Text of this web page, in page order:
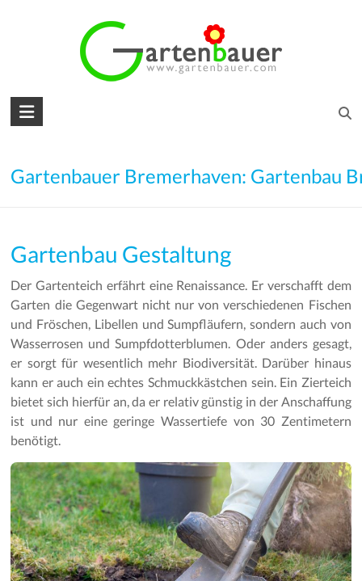
den
Träume
Gartengestaltung
–
Gartenbau
–
Gartenpflege
Gartenbauer Bremerhaven: Gartenbau
Gartenbau Gestaltung
Der Gartenteich erfährt eine Renaissance. Er verschafft dem
Garten die Gegenwart nicht nur von verschiedenen Fischen
und Fröschen, Libellen und Sumpfläufern, sondern auch von
Wasserrosen und Sumpfdotterblumen. Oder anders gesagt,
er sorgt für wesentlich mehr Biodiversität. Darüber hinaus
kann er auch ein echtes Schmuckkästchen sein. Ein Zierteich
bietet sich hierfür an, da er relativ günstig in der Anschaffung
ist und nur eine geringe Wassertiefe von 30 Zentimetern
benötigt.